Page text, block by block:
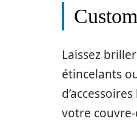
Laissez
étincelants
votre